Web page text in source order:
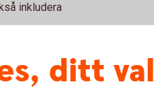
inkludera
barn och
själv stått
exempelditt val